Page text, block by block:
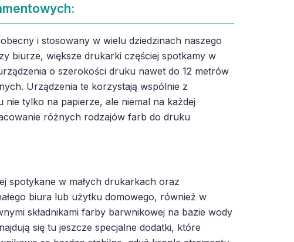
i stosowany w wielu dziedzinach naszego
biurze, większe drukarki częściej spotkamy w
o szerokości druku nawet do 12 metrów
Urządzenia te korzystają wspólnie z
tylko na papierze, ale niemal na każdej
różnych rodzajów farb do druku
spotykane w małych drukarkach oraz
biura lub użytku domowego, również w
składnikami farby barwnikowej na bazie wody
się tu jeszcze specjalne dodatki, które